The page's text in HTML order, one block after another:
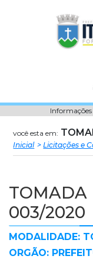
você esta em:
Inicial Licitações e
TOMADA
003/2020
MODALIDADE:
ORGÃO: